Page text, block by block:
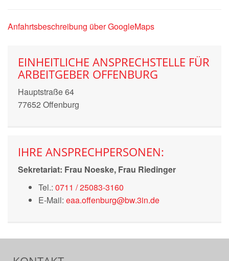
Anfahrtsbeschreibung über GoogleMaps
EINHEITLICHE ANSPRECHSTELLE FÜR
ARBEITGEBER OFFENBURG
Hauptstraße 64
77652 Offenburg
IHRE ANSPRECHPERSONEN:
Sekretariat: Frau Noeske, Frau Riedinger
Tel.: 0711 / 25083-3160
E-Mail: eaa.offenburg@bw.3in.de